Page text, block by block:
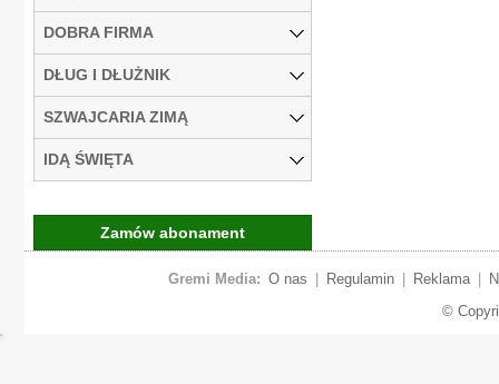
DOBRA FIRMA
DŁUG I DŁUŻNIK
SZWAJCARIA ZIMĄ
IDĄ ŚWIĘTA
Zamów abonament
Gremi Media: O nas Regulamin Reklama
©